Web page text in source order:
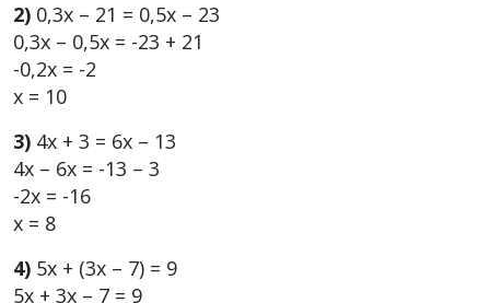
2) 0,3х – 21 = 0,5х – 23
0,3х – 0,5х = -23 + 21
-0,2х = -2
х = 10
3) 4х + 3 = 6х – 13
4х – 6х = -13 – 3
-2х = -16
х = 8
4) 5х + (3х – 7) = 9
5х + 3х – 7 = 9